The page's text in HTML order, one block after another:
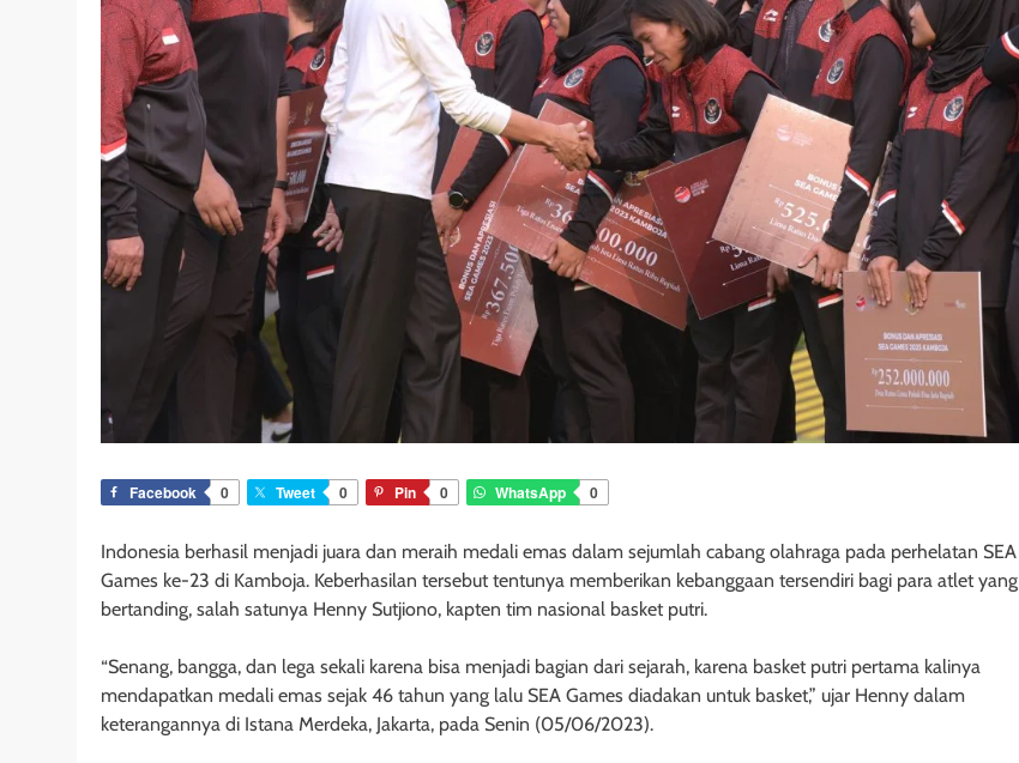
Facebook 0 Tweet 0 Pin 0 WhatsApp 0
Indonesia berhasil menjadi juara dan meraih medali emas dalam sejumlah cabang olahraga pada perhelatan SEA
Games ke-23 di Kamboja. Keberhasilan tersebut tentunya memberikan kebanggaan tersendiri bagi para atlet yang
bertanding, salah satunya Henny Sutjiono, kapten tim nasional basket putri.
“Senang, bangga, dan lega sekali karena bisa menjadi bagian dari sejarah, karena basket putri pertama kalinya
mendapatkan medali emas sejak 46 tahun yang lalu SEA Games diadakan untuk basket,” ujar Henny dalam
keterangannya di Istana Merdeka, Jakarta, pada Senin (05/06/2023).